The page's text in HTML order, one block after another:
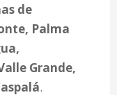
de
Palma
Grande,
.